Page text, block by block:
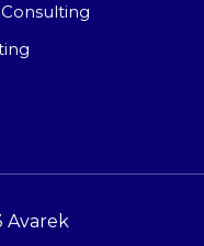
Avarek